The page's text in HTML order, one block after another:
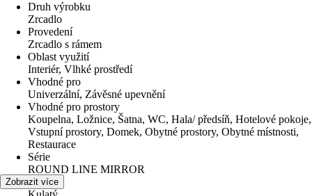
Druh výrobku
Zrcadlo
Provedení
Zrcadlo s rámem
Oblast využití
Interiér, Vlhké prostředí
Vhodné pro
Univerzální, Závěsné upevnění
Vhodné pro prostory
Koupelna, Ložnice, Šatna, WC, Hala/ předsíň, Hotelové pokoje,
Vstupní prostory, Domek, Obytné prostory, Obytné místnosti,
Restaurace
Série
ROUND LINE MIRROR
Tvar
Zobrazit více